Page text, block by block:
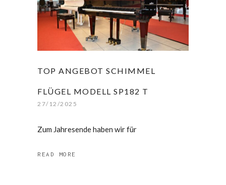
TOP ANGEBOT SCHIMMEL
FLÜGEL MODELL SP182 T
27/12/2025
Zum Jahresende haben wir für
READ MORE